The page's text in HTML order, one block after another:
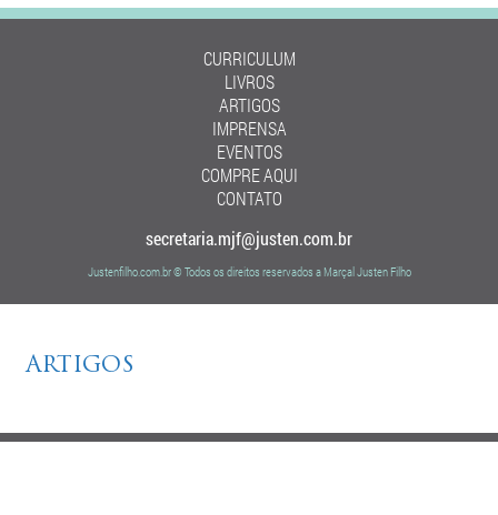
CURRICULUM
LIVROS
ARTIGOS
IMPRENSA
EVENTOS
COMPRE AQUI
CONTATO
secretaria.mjf@justen.com.br
Justenfilho.com.br © Todos os direitos reservados a Marçal Justen Filho
ARTIGOS